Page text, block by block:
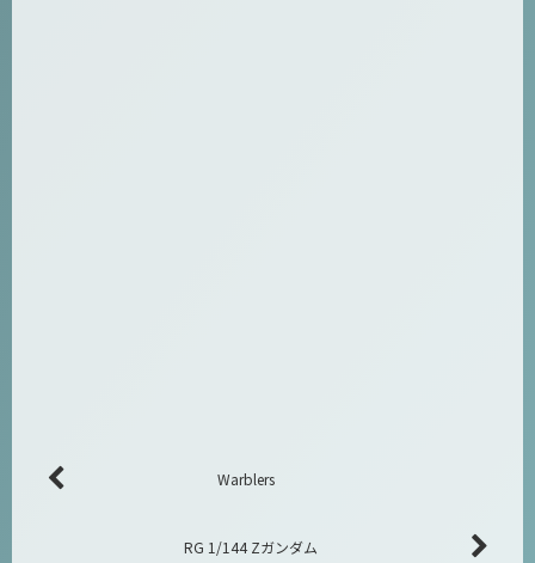
Warblers
RG 1/144 Zガンダム